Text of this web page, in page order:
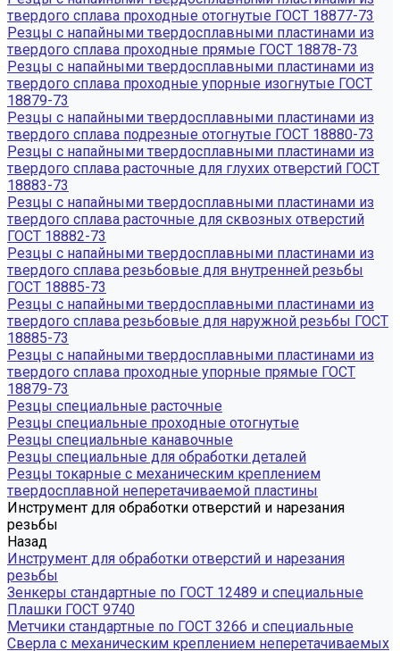
твердого сплава проходные отогнутые ГОСТ 18877-73
Резцы с напайными твердосплавными пластинами из
твердого сплава проходные прямые ГОСТ 18878-73
Резцы с напайными твердосплавными пластинами из
твердого сплава проходные упорные изогнутые ГОСТ
18879-73
Резцы с напайными твердосплавными пластинами из
твердого сплава подрезные отогнутые ГОСТ 18880-73
Резцы с напайными твердосплавными пластинами из
твердого сплава расточные для глухих отверстий ГОСТ
18883-73
Резцы с напайными твердосплавными пластинами из
твердого сплава расточные для сквозных отверстий
ГОСТ 18882-73
Резцы с напайными твердосплавными пластинами из
твердого сплава резьбовые для внутренней резьбы
ГОСТ 18885-73
Резцы с напайными твердосплавными пластинами из
твердого сплава резьбовые для наружной резьбы ГОСТ
18885-73
Резцы с напайными твердосплавными пластинами из
твердого сплава проходные упорные прямые ГОСТ
18879-73
Резцы специальные расточные
Резцы специальные проходные отогнутые
Резцы специальные канавочные
Резцы специальные для обработки деталей
Резцы токарные с механическим креплением
твердосплавной неперетачиваемой пластины
Инструмент для обработки отверстий и нарезания
резьбы
Назад
Инструмент для обработки отверстий и нарезания
резьбы
Зенкеры стандартные по ГОСТ 12489 и специальные
Плашки ГОСТ 9740
Метчики стандартные по ГОСТ 3266 и специальные
Сверла с механическим креплением неперетачиваемых